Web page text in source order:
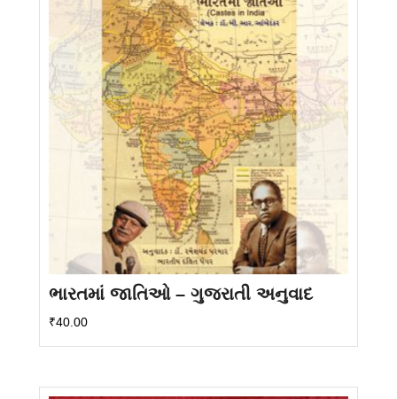
ભારતમાં જાતિઓ – ગુજરાતી અનુવાદ
₹40.00